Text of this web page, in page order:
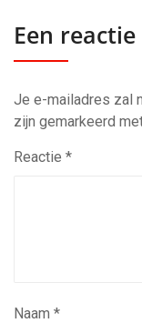
Een
Je e-mailadres zal
zijn gemarkeerd
Reactie *
Naam *